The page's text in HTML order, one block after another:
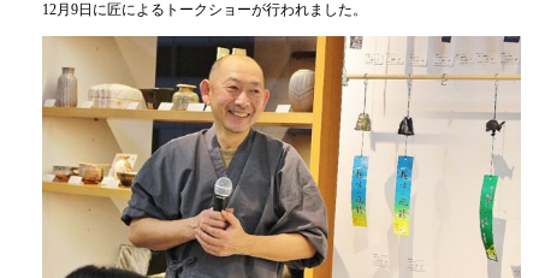
12月9日に匠によるトークショーが行われました。